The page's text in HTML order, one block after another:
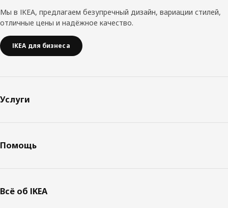
Мы в IKEA, предлагаем безупречный дизайн, вариации стилей,
отличные цены и надёжное качество.
IKEA для бизнеса
Услуги
Помощь
Всё об IKEA